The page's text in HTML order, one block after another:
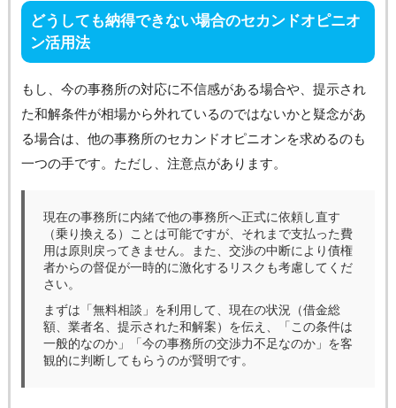
どうしても納得できない場合のセカンドオピニオ
ン活用法
もし、今の事務所の対応に不信感がある場合や、提示され
た和解条件が相場から外れているのではないかと疑念があ
る場合は、他の事務所のセカンドオピニオンを求めるのも
一つの手です。ただし、注意点があります。
現在の事務所に内緒で他の事務所へ正式に依頼し直す
（乗り換える）ことは可能ですが、それまで支払った費
用は原則戻ってきません。また、交渉の中断により債権
者からの督促が一時的に激化するリスクも考慮してくだ
さい。
まずは「無料相談」を利用して、現在の状況（借金総
額、業者名、提示された和解案）を伝え、「この条件は
一般的なのか」「今の事務所の交渉力不足なのか」を客
観的に判断してもらうのが賢明です。